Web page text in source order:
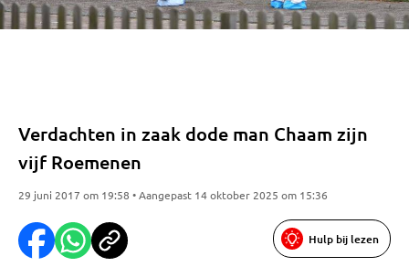
Verdachten in zaak dode man Chaam zijn
vijf Roemenen
29 juni 2017 om 19:58 • Aangepast 14 oktober 2025 om 15:36
Hulp bij lezen